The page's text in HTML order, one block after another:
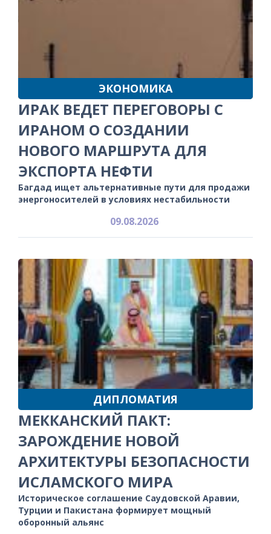
ЭКОНОМИКА
ИРАК ВЕДЕТ ПЕРЕГОВОРЫ С
ИРАНОМ О СОЗДАНИИ
НОВОГО МАРШРУТА ДЛЯ
ЭКСПОРТА НЕФТИ
Багдад ищет альтернативные пути для продажи
энергоносителей в условиях нестабильности
09.08.2026
ДИПЛОМАТИЯ
МЕККАНСКИЙ ПАКТ:
ЗАРОЖДЕНИЕ НОВОЙ
АРХИТЕКТУРЫ БЕЗОПАСНОСТИ
ИСЛАМСКОГО МИРА
Историческое соглашение Саудовской Аравии,
Турции и Пакистана формирует мощный
оборонный альянс